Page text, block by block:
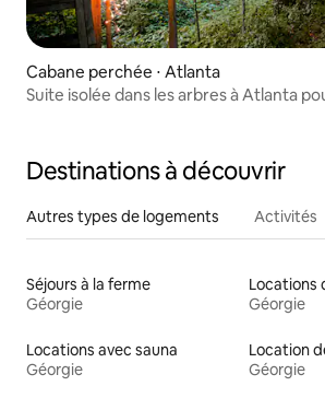
Cabane perchée ⋅ Atlanta
Suite isolée dans les arbres à Atlanta
Destinations à découvrir
Autres types de logements Activités
Séjours à la ferme
Géorgie
Géorgie
Locations avec sauna
Géorgie
Location
Géorgie